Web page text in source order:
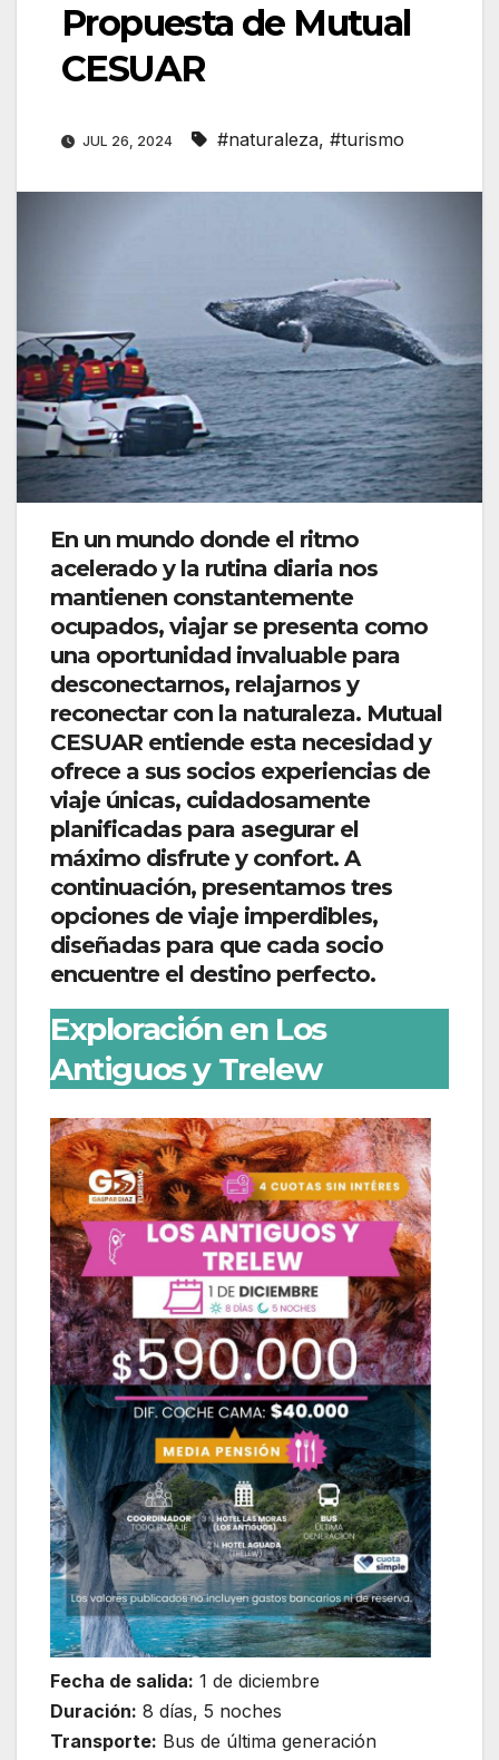
Propuesta de Mutual
CESUAR
JUL 26, 2024 #naturaleza, #turismo
En un mundo donde el ritmo
acelerado y la rutina diaria nos
mantienen constantemente
ocupados, viajar se presenta como
una oportunidad invaluable para
desconectarnos, relajarnos y
reconectar con la naturaleza. Mutual
CESUAR entiende esta necesidad y
ofrece a sus socios experiencias de
viaje únicas, cuidadosamente
planificadas para asegurar el
máximo disfrute y confort. A
continuación, presentamos tres
opciones de viaje imperdibles,
diseñadas para que cada socio
encuentre el destino perfecto.
Exploración en Los
Antiguos y Trelew
Fecha de salida: 1 de diciembre
Duración: 8 días, 5 noches
Transporte: Bus de última generación